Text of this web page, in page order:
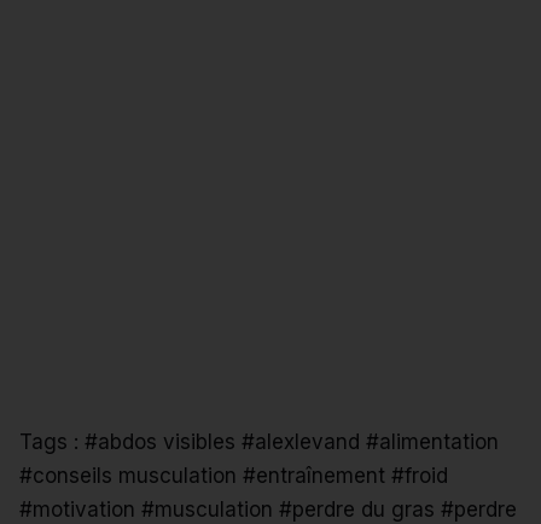
Tags : #abdos visibles #alexlevand #alimentation
#conseils musculation #entraînement #froid
#motivation #musculation #perdre du gras #perdre